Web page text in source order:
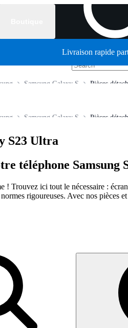
Livraison rapide
Pièces
Samsung Galaxy S
Pièces
Samsung Galaxy S
S23 Ultra
téléphone Samsung
! Trouvez ici tout le nécessaire :
rigoureuses. Avec nos